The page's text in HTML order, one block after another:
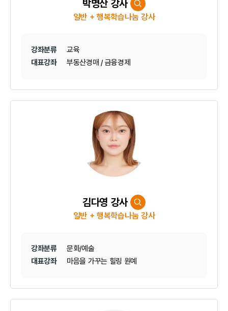
박명산 강사
일반 + 행복학습나눔 강사
강좌분류
교육
대표강좌
부동산경매 / 금융경제
김다영 강사
일반 + 행복학습나눔 강사
강좌분류
문화/예술
대표강좌
마음을 가꾸는 힐링 원예